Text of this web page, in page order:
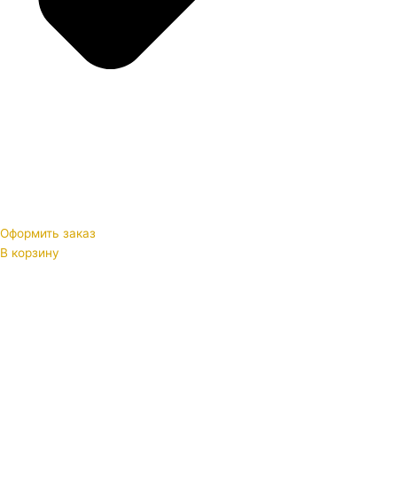
Оформить заказ
В корзину